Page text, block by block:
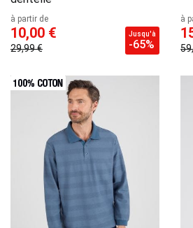
à partir de
10,00 €
29,99 €
Jusqu'à
-65%
à